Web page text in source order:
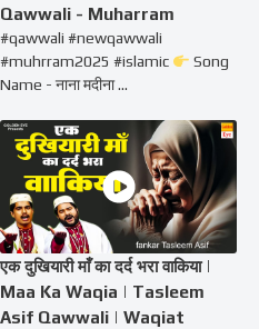
Qawwali - Muharram
#qawwali #newqawwali
#muhrram2025 #islamic
Song
Name - नाना मदीना ...
एक दुखियारी माँ का दर्द भरा वाकिया |
Maa Ka Waqia | Tasleem
Asif Qawwali | Waqiat